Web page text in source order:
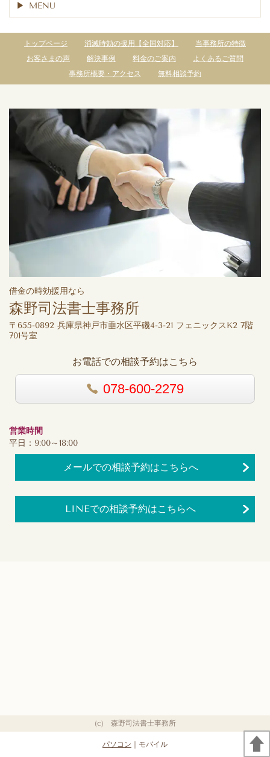
MENU
トップページ 消滅時効の援用【全国対応】
当事務所の特徴
お客さまの声
解決事例 料金のご案内
よくあるご質問
事務所概要・アクセス
無料相談予約
借金の時効援用なら
森野司法書士事務所
〒655-0892 兵庫県神戸市垂水区平磯4-3-21 フェニックスK2 7階
701号室
お電話での相談予約はこちら
078-600-2279
営業時間
平日：9:00～18:00
メールでの相談予約はこちらへ
LINEでの相談予約はこちらへ
(c) 森野司法書士事務所
パソコン ｜モバイル